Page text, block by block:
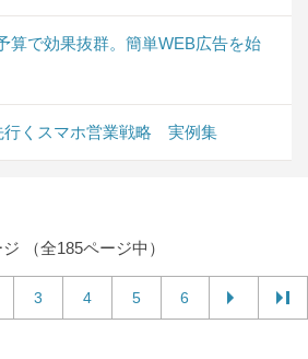
算で効果抜群。簡単WEB広告を始
行くスマホ営業戦略 実例集
（全185ページ中）
3 4 5 6